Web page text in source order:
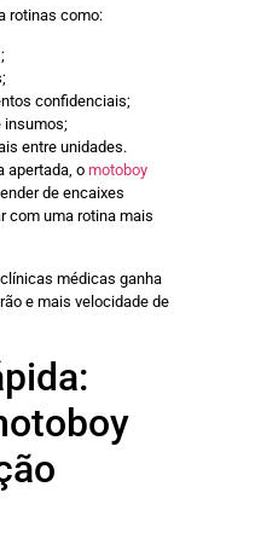
rotinas como:
;
confidenciais;
insumos;
entre unidades.
apertada, o motoboy
de encaixes
com uma rotina mais
médicas ganha
e mais velocidade de